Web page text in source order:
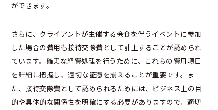
ができます。
さらに、クライアントが主催する会食を伴うイベントに参加
した場合の費用も接待交際費として計上することが認められ
ています。確実な経費処理を行うために、これらの費用項目
を詳細に把握し、適切な証憑を揃えることが重要です。ま
た、接待交際費として認められるためには、ビジネス上の目
的や具体的な関係性を明確にする必要がありますので、適切